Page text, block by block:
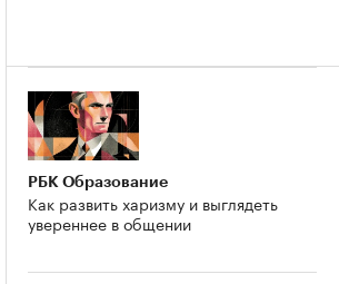
РБК Образование
Как развить харизму и выглядеть
увереннее в общении